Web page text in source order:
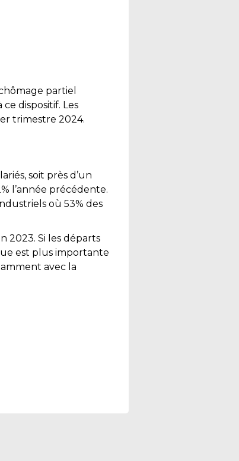
partiel
dispositif. Les
trimestre 2024.
soit près d’un
l’année précédente.
où 53% des
2023. Si les départs
est plus importante
avec la